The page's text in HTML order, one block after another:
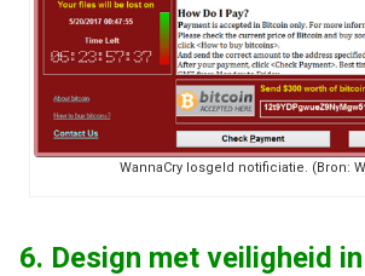
WannaCry losgeld notificiatie. (Bron:
6. Design met veiligheid